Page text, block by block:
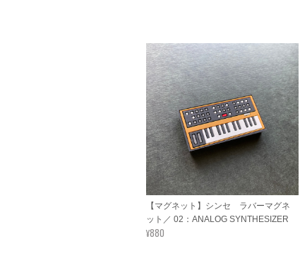
【マグネット】シンセ ラバーマグネ
ット／ 02：ANALOG SYNTHESIZER
¥880